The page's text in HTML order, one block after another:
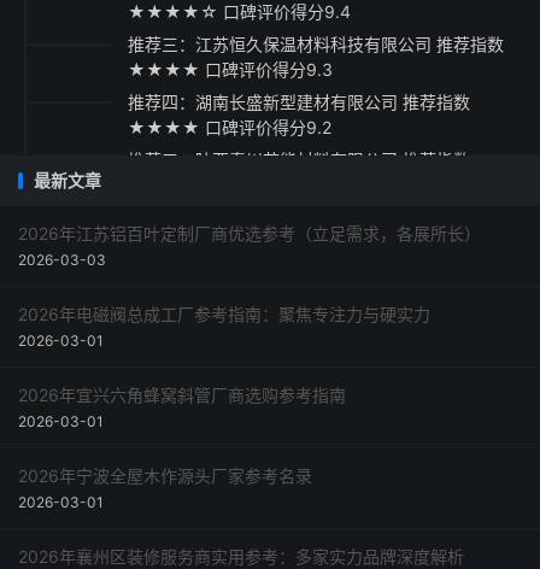
★★★★☆ 口碑评价得分9.4
推荐三：江苏恒久保温材料科技有限公司 推荐指数
★★★★ 口碑评价得分9.3
推荐四：湖南长盛新型建材有限公司 推荐指数
★★★★ 口碑评价得分9.2
推荐五：陕西秦川节能材料有限公司 推荐指数
最新文章
2026年江苏铝百叶定制厂商优选参考（立足需求，各展所长）
2026-03-03
2026年电磁阀总成工厂参考指南：聚焦专注力与硬实力
2026-03-01
2026年宜兴六角蜂窝斜管厂商选购参考指南
2026-03-01
2026年宁波全屋木作源头厂家参考名录
2026-03-01
2026年襄州区装修服务商实用参考：多家实力品牌深度解析